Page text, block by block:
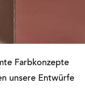
Farbkonzepte
unsere Entwürfe